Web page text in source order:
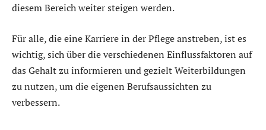
diesem Bereich weiter steigen werden.
Für alle, die eine Karriere in der Pflege anstreben, ist es
wichtig, sich über die verschiedenen Einflussfaktoren auf
das Gehalt zu informieren und gezielt Weiterbildungen
zu nutzen, um die eigenen Berufsaussichten zu
verbessern.